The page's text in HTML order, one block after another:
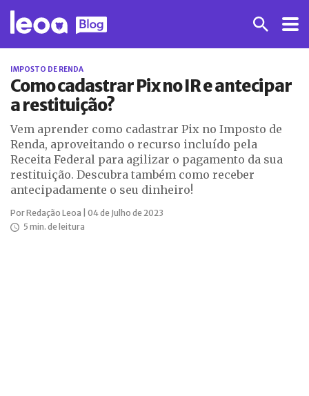
IMPOSTO DE RENDA
Como cadastrar Pix no IR e antecipar
a restituição?
Vem aprender como cadastrar Pix no Imposto de
Renda, aproveitando o recurso incluído pela
Receita Federal para agilizar o pagamento da sua
restituição. Descubra também como receber
antecipadamente o seu dinheiro!
Por Redação Leoa | 04 de Julho de 2023
5 min. de leitura